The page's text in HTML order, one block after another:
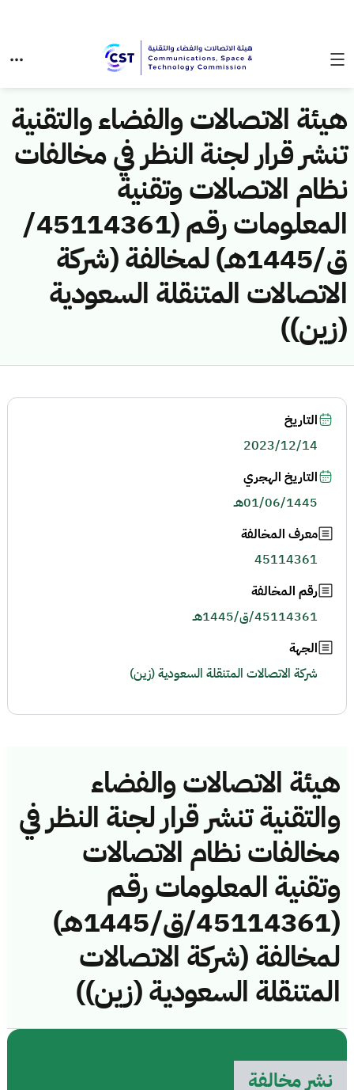
هيئة الاتصالات والفضاء والتقنية
تنشر قرار لجنة النظر في مخالفات
نظام الاتصالات وتقنية
المعلومات رقم (45114361/
ق/1445هـ) لمخالفة (شركة
الاتصالات المتنقلة السعودية
(زين))
هيئة الاتصالات والفضاء
والتقنية تنشر قرار لجنة النظر في
مخالفات نظام الاتصالات
وتقنية المعلومات رقم
(45114361/ق/1445هـ)
لمخالفة (شركة الاتصالات
المتنقلة السعودية (زين))
نشر مخالفة
التاريخ
2023/12/14
التاريخ الهجري
01/06/1445هـ
معرف المخالفة
45114361
رقم المخالفة
45114361/ق/1445هـ
الجهة
شركة الاتصالات المتنقلة السعودية (زين)